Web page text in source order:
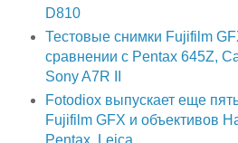
D810
Тестовые снимки Fujifilm
сравнении с Pentax 645Z,
Sony A7R II
Fotodiox выпускает еще
Fujifilm GFX и объективов
Pentax, Leica